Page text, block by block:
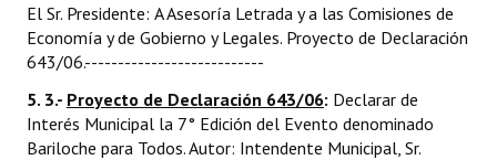
El Sr. Presidente: A Asesoría Letrada y a las Comisiones de
Economía y de Gobierno y Legales. Proyecto de Declaración
643/06.---------------------------
5. 3.- Proyecto de Declaración 643/06: Declarar de
Interés Municipal la 7° Edición del Evento denominado
Bariloche para Todos. Autor: Intendente Municipal, Sr.